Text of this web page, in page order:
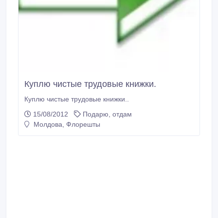
Куплю чистые трудовые книжки.
Куплю чистые трудовые книжки..
15/08/2012
Подарю, отдам
Молдова, Флорешты